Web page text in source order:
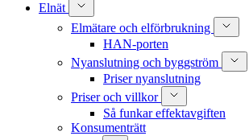
Elnät
Elmätare och elförbrukning
HAN-porten
Nyanslutning och byggström
Priser nyanslutning
Priser och villkor
Så funkar effektavgiften
Konsumenträtt